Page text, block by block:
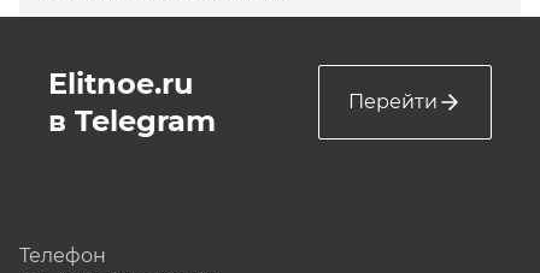
Elitnoe.ru
в Telegram
Перейти
Телефон